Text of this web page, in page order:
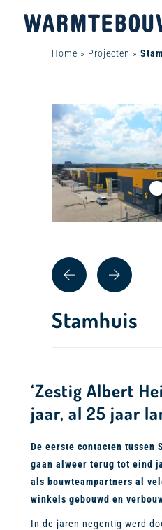
Home » Projecten »
Stamhuis
‘Zestig Albert
jaar, al 25 jaar
De eerste contacten tussen
gaan alweer terug tot eind
als bouwteampartners al
winkels gebouwd en
In de jaren negentig werd